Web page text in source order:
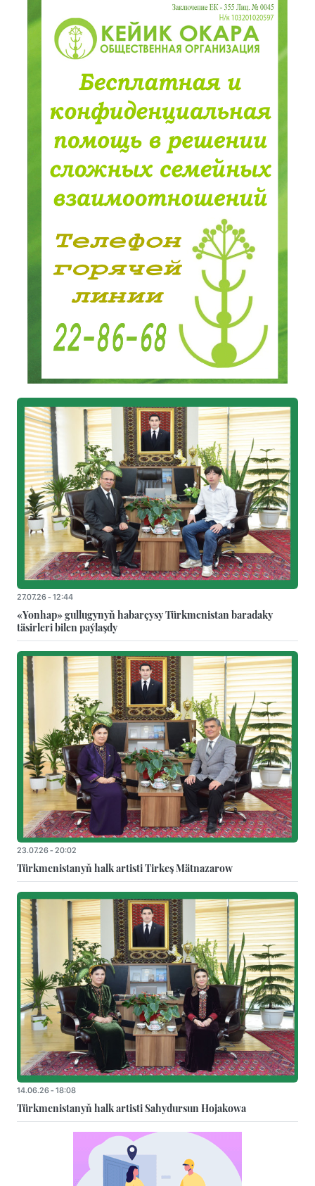
27.07.26 - 12:44
«Yonhap» gullugynyň habarçysy Türkmenistan baradaky
täsirleri bilen paýlaşdy
23.07.26 - 20:02
Türkmenistanyň halk artisti Tirkeş Mätnazarow
14.06.26 - 18:08
Türkmenistanyň halk artisti Sahydursun Hojakowa